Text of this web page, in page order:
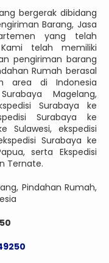
bergerak dibidang
Barang, Jasa
yang telah
telah memiliki
pengiriman barang
Rumah berasal
area di Indonesia
Magelang,
Surabaya ke
Surabaya ke
Sulawesi, ekspedisi
Surabaya ke
serta Ekspedisi
Ternate.
Pindahan Rumah,